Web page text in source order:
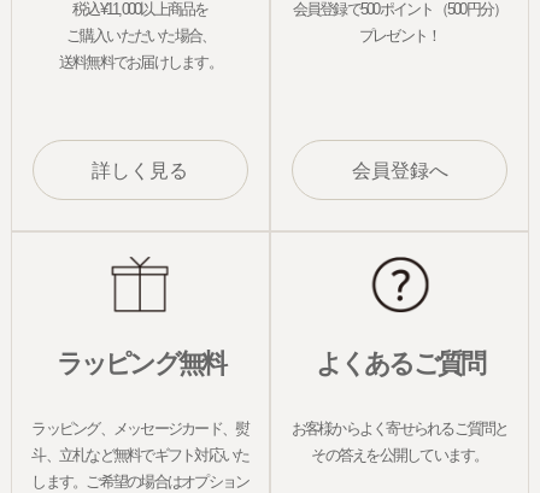
税込¥11,000以上商品を
ご購入いただいた場合、
送料無料でお届けします。
詳しく見る
会員登録で500ポイント（500円分）
プレゼント！
会員登録へ
ラッピング無料
ラッピング、メッセージカード、熨
斗、立札など無料でギフト対応いた
します。ご希望の場合はオプション
よくあるご質問
お客様からよく寄せられるご質問と
その答えを公開しています。